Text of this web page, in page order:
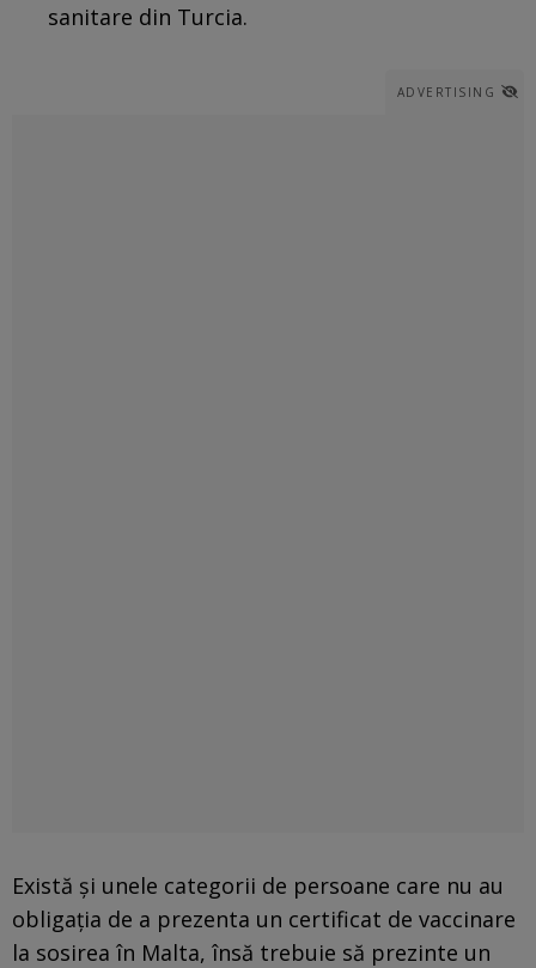
sanitare din Turcia.
ADVERTISING
Există şi unele categorii de persoane care nu au
obligaţia de a prezenta un certificat de vaccinare
la sosirea în Malta, însă trebuie să prezinte un